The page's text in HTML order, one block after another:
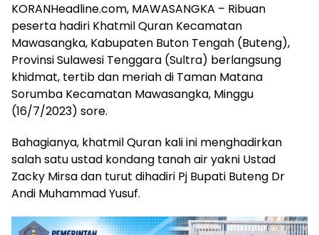
KORANHeadline.com, MAWASANGKA – Ribuan
peserta hadiri Khatmil Quran Kecamatan
Mawasangka, Kabupaten Buton Tengah (Buteng),
Provinsi Sulawesi Tenggara (Sultra) berlangsung
khidmat, tertib dan meriah di Taman Matana
Sorumba Kecamatan Mawasangka, Minggu
(16/7/2023) sore.
Bahagianya, khatmil Quran kali ini menghadirkan
salah satu ustad kondang tanah air yakni Ustad
Zacky Mirsa dan turut dihadiri Pj Bupati Buteng Dr
Andi Muhammad Yusuf.